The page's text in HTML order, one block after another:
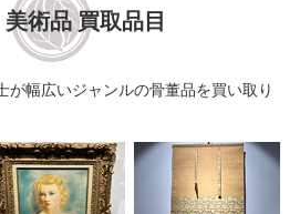
術品 買取品目
が幅広いジャンルの骨董品を買い取り